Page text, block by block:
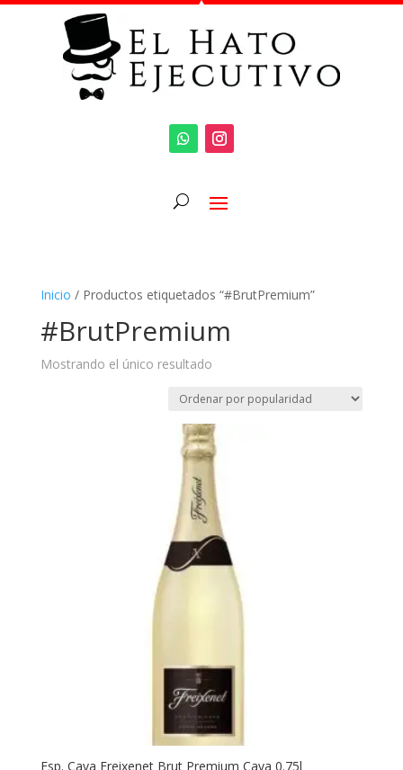
Inicio / Productos etiquetados “#BrutPremium”
#BrutPremium
Mostrando el único resultado
Esp. Cava Freixenet Brut Premium Cava 0.75l